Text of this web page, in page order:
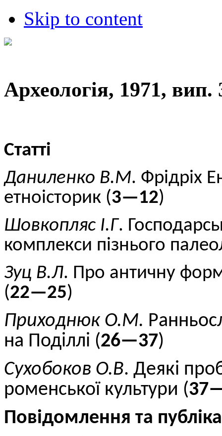
Skip to content
Археологія, 1971, вип.
Статті
Даниленко В.М. Фрідріх
етноісторик (3—12)
Шовкопляс І.Г.
комплекси пізнього
Зуц В.Л. Про античну
(22—25)
Приходнюк О.М.
на Поділлі (26—37)
Сухобоков О.В. Деякі
роменської культури (
Повідомлення та